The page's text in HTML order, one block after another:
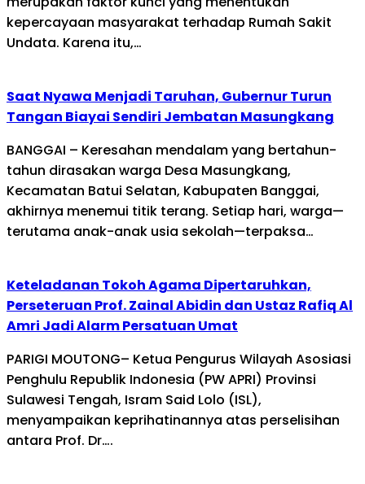
kepercayaan masyarakat terhadap Rumah Sakit
Undata. Karena itu,…
Saat Nyawa Menjadi Taruhan, Gubernur Turun
Tangan Biayai Sendiri Jembatan Masungkang
BANGGAI – Keresahan mendalam yang bertahun-
tahun dirasakan warga Desa Masungkang,
Kecamatan Batui Selatan, Kabupaten Banggai,
akhirnya menemui titik terang. Setiap hari, warga—
terutama anak-anak usia sekolah—terpaksa…
Keteladanan Tokoh Agama Dipertaruhkan,
Perseteruan Prof. Zainal Abidin dan Ustaz Rafiq Al
Amri Jadi Alarm Persatuan Umat
PARIGI MOUTONG– Ketua Pengurus Wilayah Asosiasi
Penghulu Republik Indonesia (PW APRI) Provinsi
Sulawesi Tengah, Isram Said Lolo (ISL),
menyampaikan keprihatinannya atas perselisihan
antara Prof. Dr….